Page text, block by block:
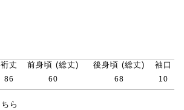
裄丈 前身頃 (総丈) 後身頃 (総丈) 袖口
86 60 68 10
ら